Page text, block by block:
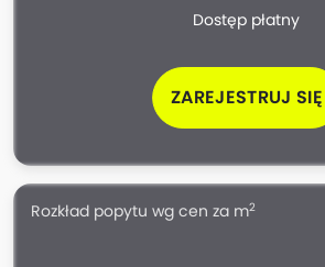
Dostęp płatny
ZAREJESTRUJ SIĘ
Rozkład popytu wg cen za m2